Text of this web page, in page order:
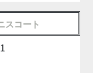
スコート